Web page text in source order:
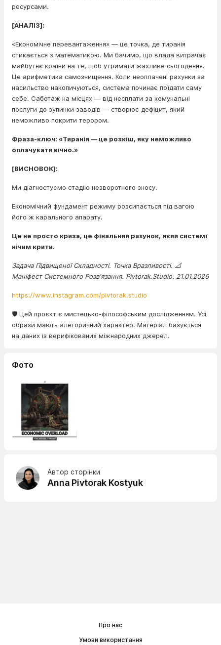
ресурсами.
[АНАЛІЗ]:
«Економічне перевантаження» — це точка, де тиранія
стикається з математикою. Ми бачимо, що влада витрачає
майбутнє країни на те, щоб утримати жахливе сьогодення.
Це арифметика самознищення. Коли неоплачені рахунки за
насильство накопичуються, система починає поїдати саму
себе. Саботаж на місцях — від несплати за комунальні
послуги до зупинки заводів — створює дефіцит, який
неможливо покрити терором.
Фраза-ключ: «Тиранія — це розкіш, яку неможливо
оплачувати вічно.»
[ВИСНОВОК]:
Ми діагностуємо стадію незворотного зносу.
Економічний фундамент режиму розсипається під вагою
його ж карального апарату.
Це не просто криза, це фінальний рахунок, який системі
нічим крити.
Задача Підвищеної Складності. Точка Вразливості. 📐
Маніфест Системного Розв'язання. Pivtorak.Studio. 21.01.2026
https://www.instagram.com/pivtorak.studio
🛡️ Цей проєкт є мистецько-філософським дослідженням. Усі
образи мають алегоричний характер. Матеріал базується
на даних із верифікованих міжнародних джерел.
Фото
Автор сторінки
Anna Pivtorak Kostyuk
Про нас
Умови використання